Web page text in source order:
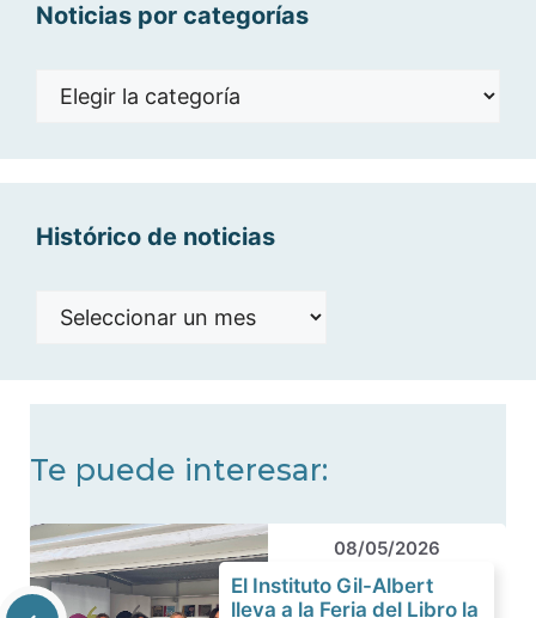
Noticias por categorías
Noticias
Histórico de noticias
Histórico
Te puede interesar:
08/05/2026
El Instituto Gil-Albert
lleva a la Feria del Libro la